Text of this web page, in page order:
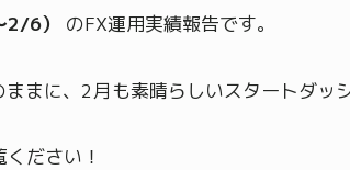
6） のFX運用実績報告です。
まに、2月も素晴らしいスタートダッ
ださい！